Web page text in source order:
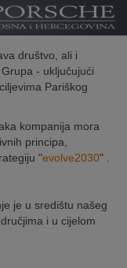
društvo, ali i
- uključujući
Pariškog
kompanija mora
principa,
"evolve2030" .
je u središtu našeg
i u cijelom